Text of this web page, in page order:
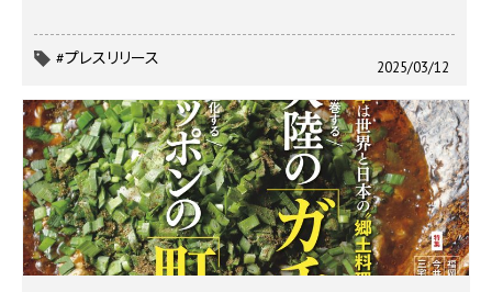
2025/03/12
#プレスリリース